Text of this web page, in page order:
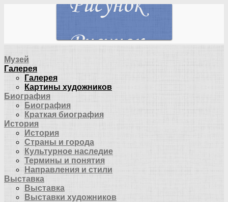
Музей
Галерея
Галерея
Картины художников
Биография
Биография
Краткая биография
История
История
Страны и города
Культурное наследие
Термины и понятия
Направления и стили
Выставка
Выставка
Выставки художников